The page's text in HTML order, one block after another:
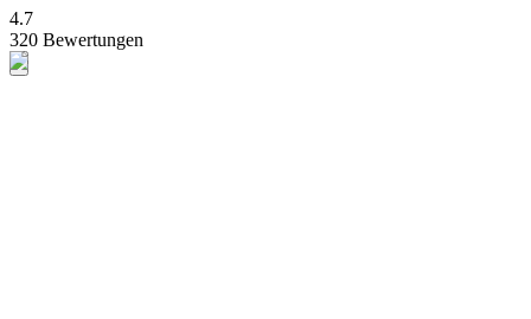
4.7
320 Bewertungen